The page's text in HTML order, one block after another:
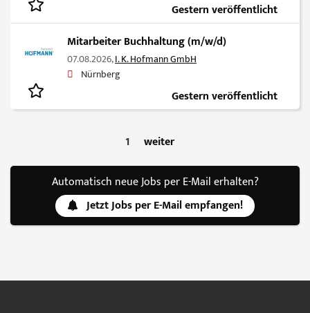
Gestern veröffentlicht
Mitarbeiter Buchhaltung (m/w/d)
07.08.2026,I. K. Hofmann GmbH
Nürnberg
Gestern veröffentlicht
1 weiter
Automatisch neue Jobs per E-Mail erhalten?
Jetzt Jobs per E-Mail empfangen!